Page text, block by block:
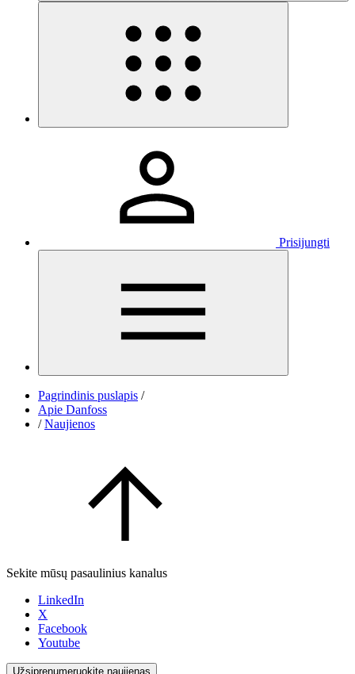
Prisijungti
Pagrindinis puslapis /
Apie Danfoss
/ Naujienos
Sekite mūsų pasaulinius kanalus
LinkedIn
X
Facebook
Youtube
Užsiprenumeruokite naujienas